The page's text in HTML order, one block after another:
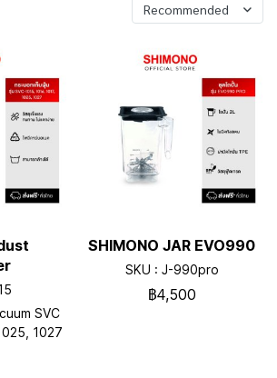
Recommended
SVC
1027
SHIMONO JAR EVO990
SKU : J-990pro
฿4,500